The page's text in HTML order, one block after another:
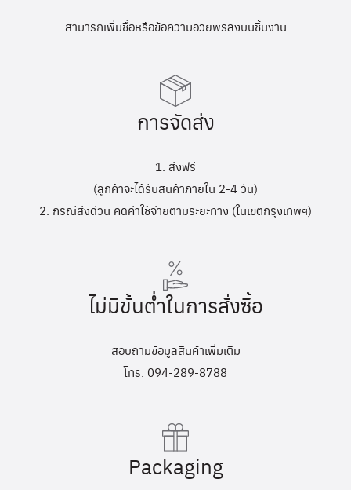
สามารถเพิ่มชื่อหรือข้อความอวยพรลงบนชิ้นงาน
การจัดส่ง
1. ส่งฟรี
(ลูกค้าจะได้รับสินค้าภายใน 2-4 วัน)
2. กรณีส่งด่วน คิดค่าใช้จ่ายตามระยะทาง (ในเขตกรุงเทพฯ)
ไม่มีขั้นต่ำในการสั่งซื้อ
สอบถามข้อมูลสินค้าเพิ่มเติม
โทร. 094-289-8788
Packaging